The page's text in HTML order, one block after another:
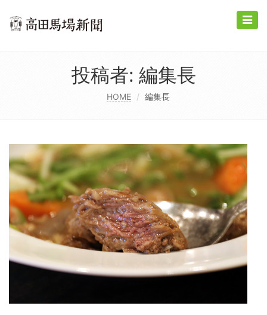
Toggle
投稿者: 編集長
HOME 編集長